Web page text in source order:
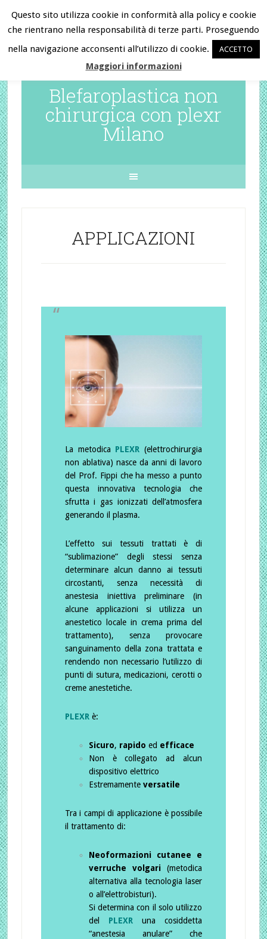
Chiama ora e prenota la tua visita
al345.6296226
Blefaroplastica non
chirurgica con plexr
Milano
APPLICAZIONI
La metodica PLEXR(elettrochirurgia
non ablativa) nasce da anni di lavoro
del Prof. Fippi che ha messo a punto
questa innovativa tecnologia che
sfrutta i gas ionizzati dell’atmosfera
generando il plasma.
L’effetto sui tessuti trattati è di
“sublimazione” degli stessi senza
determinare alcun danno ai tessuti
circostanti, senza necessità di
anestesia iniettiva preliminare (in
alcune applicazioni si utilizza un
anestetico locale in crema prima del
trattamento), senza provocare
sanguinamento della zona trattata e
rendendo non necessario l’utilizzo di
punti di sutura, medicazioni, cerotti o
creme anestetiche.
PLEXRè:
Sicuro, rapido ed efficace
Non è collegato ad alcun
dispositivo elettrico
Estremamente versatile
Tra i campi di applicazione è possibile
il trattamento di:
Neoformazioni cutanee e
verruche volgari(metodica
alternativa alla tecnologia laser
o all’elettrobisturi).
Si determina con il solo utilizzo
del PLEXR
una cosiddetta
“anestesia anulare” che
Questo sito utilizza cookie in conformità alla policy e cookie
che rientrano nella responsabilità di terze parti. Proseguendo
nella navigazione acconsenti all’utilizzo di cookie.
ACCETTO
Maggiori informazioni